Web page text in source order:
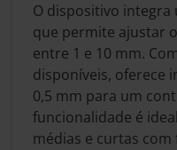
O dispositivo
que permite ajustar
entre 1 e 10 mm.
disponíveis, oferece
0,5 mm para um
funcionalidade é
médias e curtas com